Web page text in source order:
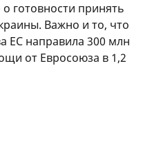
о готовности принять
Важно и то, что
ЕС направила 300 млн
от Евросоюза в 1,2